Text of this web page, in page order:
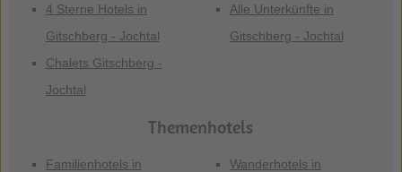
4 Sterne Hotels in
Gitschberg - Jochtal
Chalets Gitschberg -
Jochtal
Alle Unterkünfte in
Gitschberg - Jochtal
Themenhotels
Familienhotels in
Wanderhotels in